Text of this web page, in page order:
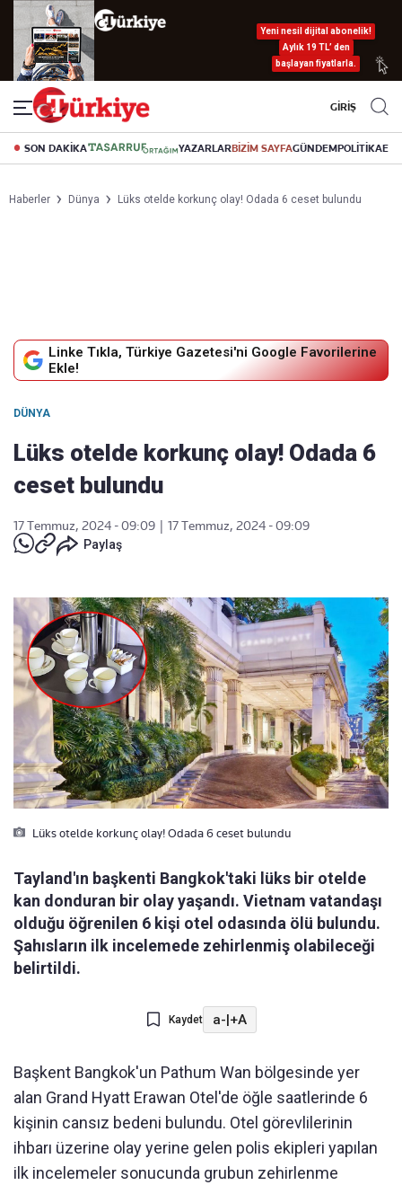
Yeni nesil dijital abonelik!
Aylık 19 TL’ den
başlayan fiyatlarla.
GİRİŞ
SON DAKİKA YAZARLARBİZİM SAYFAGÜNDEMPOLİTİKA
Haberler Dünya Lüks otelde korkunç olay! Odada 6 ceset bulundu
Linke Tıkla, Türkiye Gazetesi'ni Google Favorilerine
Ekle!
DÜNYA
Lüks otelde korkunç olay! Odada 6
ceset bulundu
17 Temmuz, 2024 - 09:09
17 Temmuz, 2024 - 09:09
Paylaş
Lüks otelde korkunç olay! Odada 6 ceset bulundu
Tayland'ın başkenti Bangkok'taki lüks bir otelde
kan donduran bir olay yaşandı. Vietnam vatandaşı
olduğu öğrenilen 6 kişi otel odasında ölü bulundu.
Şahısların ilk incelemede zehirlenmiş olabileceği
belirtildi.
Kaydet a-|+A
Başkent Bangkok'un Pathum Wan bölgesinde yer
alan Grand Hyatt Erawan Otel'de öğle saatlerinde 6
kişinin cansız bedeni bulundu. Otel görevlilerinin
ihbarı üzerine olay yerine gelen polis ekipleri yapılan
ilk incelemeler sonucunda grubun zehirlenme